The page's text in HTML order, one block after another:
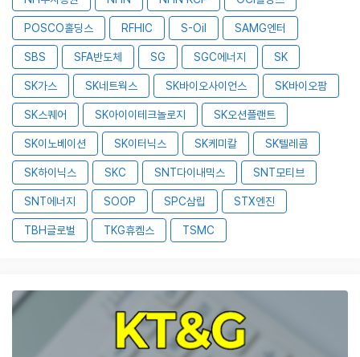
POSCO홀딩스 RFHIC S-Oil SAMG엔터
SBS SFA반도체 SG SGC에너지 SK
SK가스 SK네트웍스 SK바이오사이언스 SK바이오팜
SK스퀘어 SK아이이테크놀로지 SK오션플랜트
SK이노베이션 SK이터닉스 SK케미칼 SK텔레콤
SK하이닉스 SKC SNT다이내믹스 SNT모티브
SNT에너지 SOOP SPC삼립 STX엔진
TBH글로벌 TKG휴켐스 TSMC